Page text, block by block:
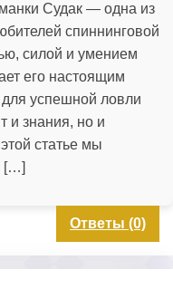
Судак — одна из
спиннинговой
силой и умением
его настоящим
успешной ловли
и знания, но и
статье мы
[…]
Ответы (0)